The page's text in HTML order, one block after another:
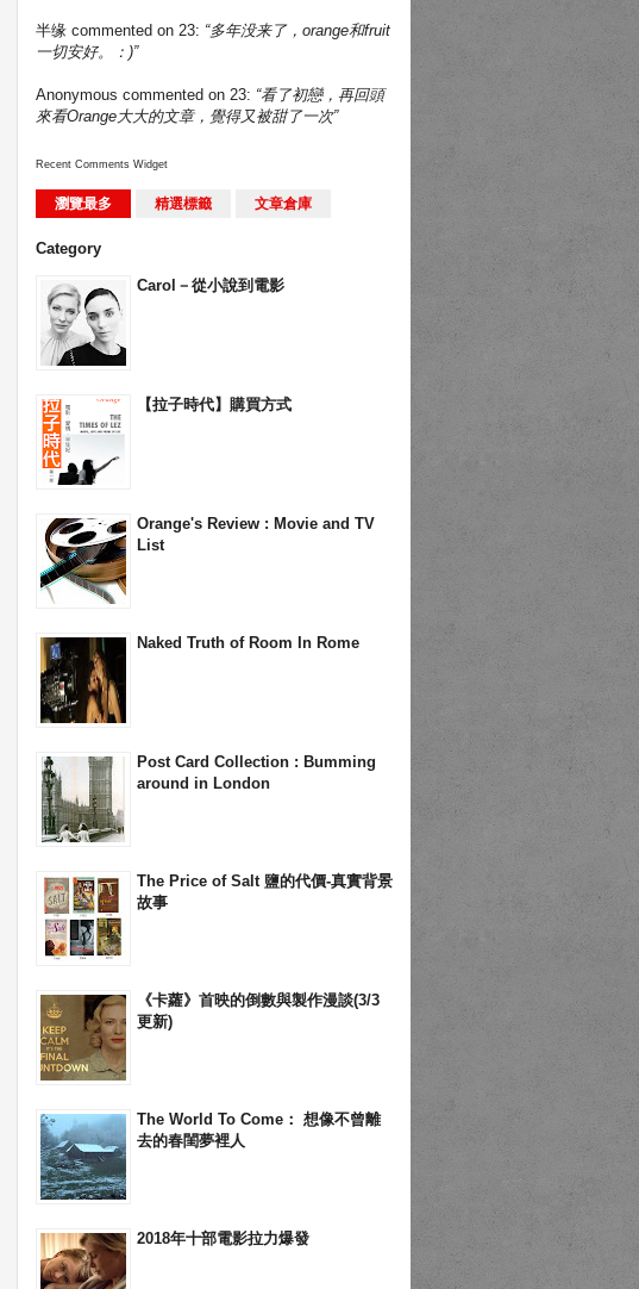
半缘 commented on 23: “多年没来了，orange和fruit
一切安好。：)”
Anonymous commented on 23: “看了初戀，再回頭
來看Orange大大的文章，覺得又被甜了一次”
Recent Comments Widget
瀏覽最多 精選標籤 文章倉庫
Category
Carol－從小說到電影
【拉子時代】購買方式
Orange's Review : Movie and TV
List
Naked Truth of Room In Rome
Post Card Collection : Bumming
around in London
The Price of Salt 鹽的代價-真實背景
故事
《卡蘿》首映的倒數與製作漫談(3/3
更新)
The World To Come： 想像不曾離
去的春閨夢裡人
2018年十部電影拉力爆發